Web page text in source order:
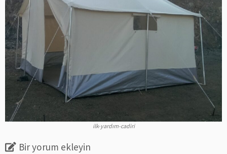
ilk-yardım-cadiri
Bir yorum ekleyin